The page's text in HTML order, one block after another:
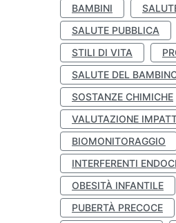
BAMBINI
SALUTE PUBBLICA
STILI DI VITA
SALUTE DEL
SOSTANZE CHIMICHE
VALUTAZIONE
BIOMONITORAGGIO
INTERFERENTI
OBESITÀ INFANTILE
PUBERTÀ PRECOCE